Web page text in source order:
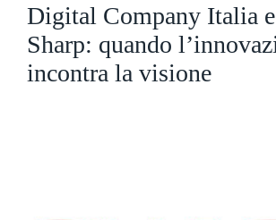
Digital Company Italia e
Sharp: quando
incontra la visione